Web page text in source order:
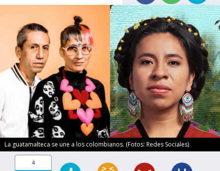
La guatamalteca se une a los colombianos. (Fotos: Redes Sociales)
4